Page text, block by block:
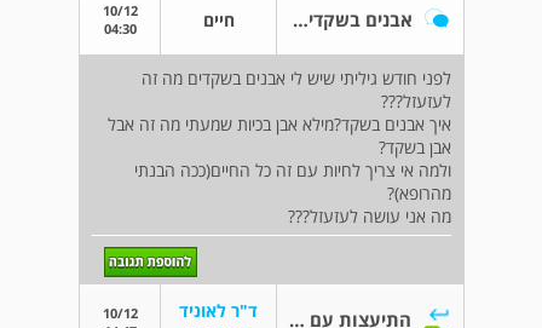
אבנים בשקדים מה? חיים
10/12
04:30
לפני חודש גיליתי שיש לי אבנים בשקדים מה זה
לעזעזל???
איך אבנים בשקד?מילא אבן בכיות שמעתי מה זה אבל
אבן בשקד?
ולמה אי צריך לחיות עם זה כל החיים(ככה הבנתי
מהרופא)?
מה אני עושה לעזעזל???
התיעצות עם מומחה אף אוזן גרון
ד"ר לאוניד
10/12